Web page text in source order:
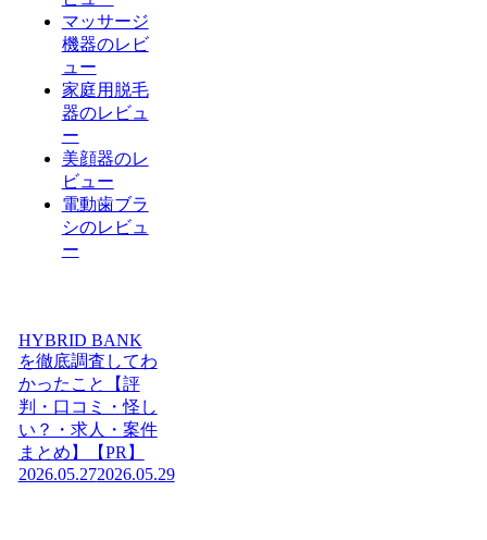
マッサージ
機器のレビ
ュー
家庭用脱毛
器のレビュ
ー
美顔器のレ
ビュー
電動歯ブラ
シのレビュ
ー
HYBRID BANK
を徹底調査してわ
かったこと【評
判・口コミ・怪し
い？・求人・案件
まとめ】【PR】
2026.05.272026.05.29